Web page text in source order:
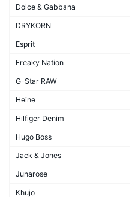
Dolce & Gabbana
DRYKORN
Esprit
Freaky Nation
G-Star RAW
Heine
Hilfiger Denim
Hugo Boss
Jack & Jones
Junarose
Khujo